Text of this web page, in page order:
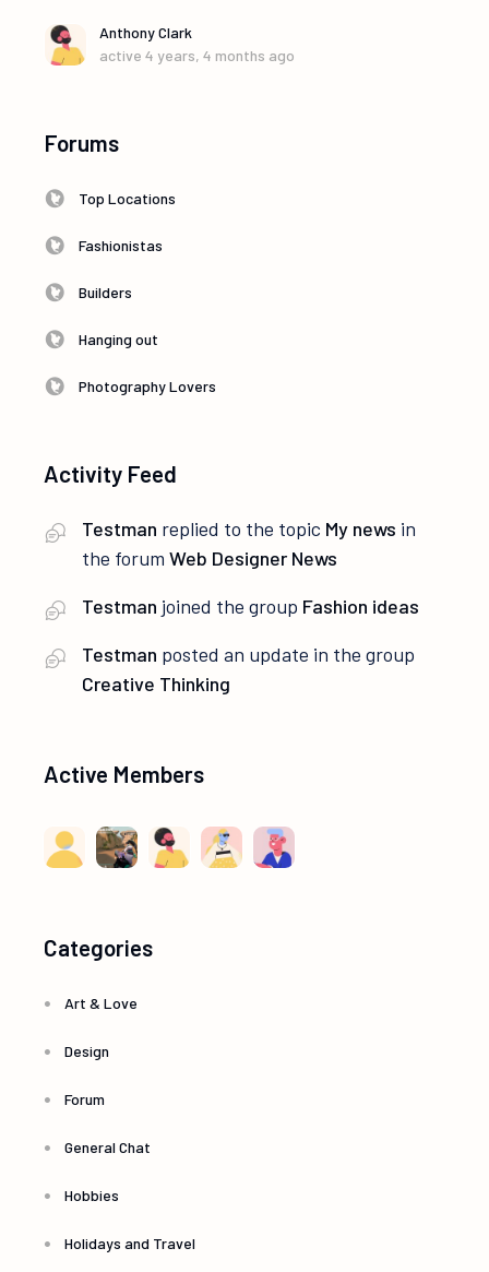
Anthony Clark
active 4 years, 4 months ago
Forums
Top Locations
Fashionistas
Builders
Hanging out
Photography Lovers
Activity Feed
Testman replied to the topic My news in
the forumWeb Designer News
Testman joined the group Fashion ideas
Testman posted an update in the group
Creative Thinking
Active Members
Categories
Art & Love
Design
Forum
General Chat
Hobbies
Holidays and Travel